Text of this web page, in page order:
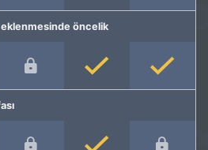
eklenmesinde öncelik